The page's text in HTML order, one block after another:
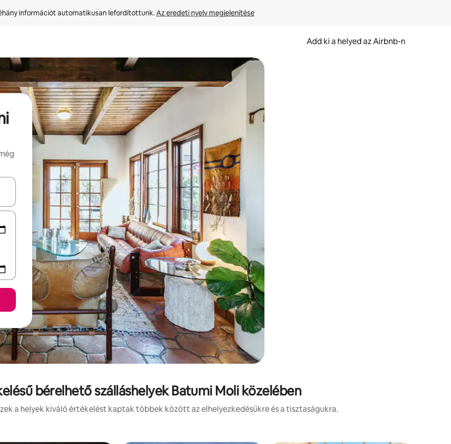
információt automatikusan lefordítottunk. Az eredeti nyelv megjelenítése
Add ki a helyed az Airbnb-n
illetve érintő és lapozó mozdulatokkal is felfedezheted őket.
bérelhető szálláshelyek Batumi Moli közelében
a helyek kiváló értékelést kaptak többek között az elhelyezkedésükre és a tisztaságukra.